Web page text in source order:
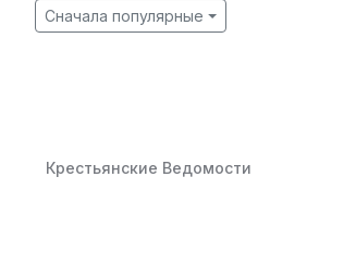
Сначала популярные
Крестьянские Ведомости